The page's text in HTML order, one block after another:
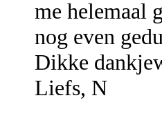
me helemaal
nog even
Dikke
Liefs, N